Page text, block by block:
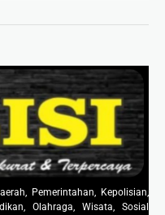
Pemerintahan, Kepolisian,
Olahraga, Wisata, Sosial